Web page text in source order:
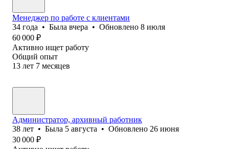
Менеджер по работе с клиентами
34 года • Была вчера • Обновлено 8 июля
60 000 ₽
Активно ищет работу
Общий опыт
13 лет 7 месяцев
Администратор, архивный работник
38 лет • Была 5 августа • Обновлено 26 июня
30 000 ₽